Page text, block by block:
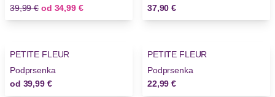
Stará cena
39,99 € odNová cena
34,99 €
37,90 €
PETITE FLEUR
Podprsenka
od 39,99 €
PETITE FLEUR
Podprsenka
22,99 €